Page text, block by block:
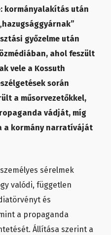
kormányalakítás után
győzelme után
ahol feszült
vele a Kossuth
során
a műsorvezetőkkel,
vádját, míg
a kormány narratíváját
sérelmek
valódi, független
és
a propaganda
Állítása szerint a